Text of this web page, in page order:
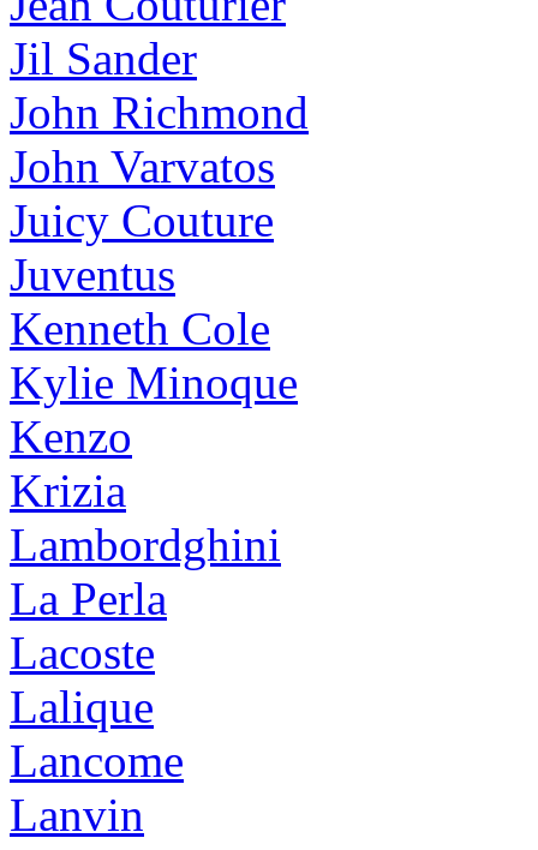
Jil Sander
John Richmond
John Varvatos
Juicy Couture
Juventus
Kenneth Cole
Kylie Minoque
Kenzo
Krizia
Lambordghini
La Perla
Lacoste
Lalique
Lancome
Lanvin